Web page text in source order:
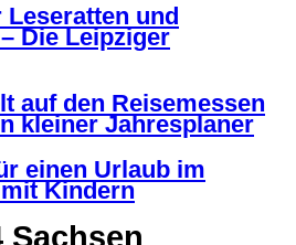
und
Die Leipziger
auf den Reisemessen
kleiner Jahresplaner
einen Urlaub im
Kindern
Sachsen